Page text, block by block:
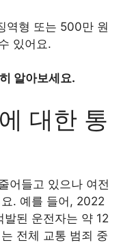
역형 또는 500만 원
있어요.
알아보세요.
대한 통
어들고 있으나 여전
. 예를 들어, 2022
된 운전자는 약 12
전체 교통 범죄 중